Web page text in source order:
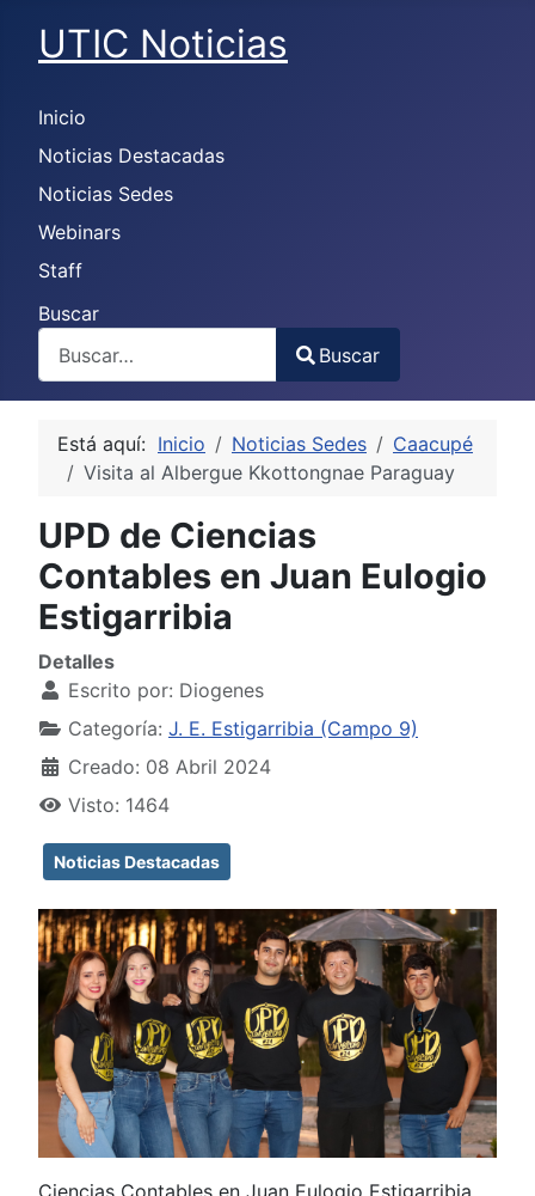
UTIC Noticias
Inicio
Noticias Destacadas
Noticias Sedes
Webinars
Staff
Buscar
Type 2 or more characters for results.
Buscar
Está aquí: Inicio Noticias Sedes
Caacupé
Visita al Albergue Kkottongnae Paraguay
UPD de Ciencias
Contables en Juan Eulogio
Estigarribia
Detalles
Escrito por: Diogenes
Categoría: J. E. Estigarribia (Campo 9)
Creado: 08 Abril 2024
Visto: 1464
Noticias Destacadas
Ciencias Contables en Juan Eulogio Estigarribia